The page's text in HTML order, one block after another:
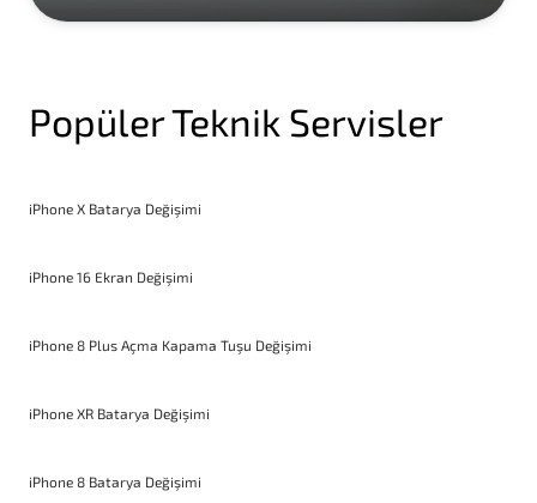
Popüler Teknik Servisler
iPhone X Batarya Değişimi
iPhone 16 Ekran Değişimi
iPhone 8 Plus Açma Kapama Tuşu Değişimi
iPhone XR Batarya Değişimi
iPhone 8 Batarya Değişimi